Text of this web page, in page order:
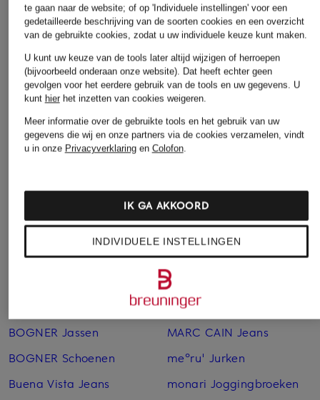
ZEGNA
Broek TROFEO
Regular Fit
€ 840
Andere categorieën
Betty Barclay
BOGNER Jassen
BOGNER Schoenen
Buena Vista Jeans
MAC DAYDREAM Jeans
MARC AUREL Truien &
vesten
MARC CAIN Jeans
me°ru' Jurken
monari Joggingbroeken
te gaan naar de website; of op 'Individuele instellingen' voor een
gedetailleerde beschrijving van de soorten cookies en een overzicht
van de gebruikte cookies, zodat u uw individuele keuze kunt maken.
U kunt uw keuze van de tools later altijd wijzigen of herroepen
(bijvoorbeeld onderaan onze website). Dat heeft echter geen
gevolgen voor het eerdere gebruik van de tools en uw gegevens. U
kunt hierhet inzetten van cookies weigeren.
Meer informatie over de gebruikte tools en het gebruik van uw
gegevens die wij en onze partners via de cookies verzamelen, vindt
u in onze Privacyverklaringen Colofon.
INDIVIDUELE INSTELLINGEN
IK GA AKKOORD